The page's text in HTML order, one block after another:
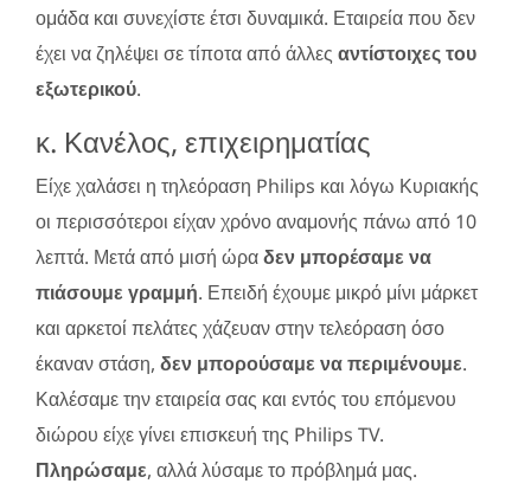
ομάδα και συνεχίστε έτσι δυναμικά. Εταιρεία που δεν
έχει να ζηλέψει σε τίποτα από άλλες αντίστοιχες του
εξωτερικού.
κ. Κανέλος, επιχειρηματίας
Είχε χαλάσει η τηλεόραση Philips και λόγω Κυριακής
οι περισσότεροι είχαν χρόνο αναμονής πάνω από 10
λεπτά. Μετά από μισή ώραδεν μπορέσαμε να
πιάσουμε γραμμή. Επειδή έχουμε μικρό μίνι μάρκετ
και αρκετοί πελάτες χάζευαν στην τελεόραση όσο
έκαναν στάση, δεν μπορούσαμε να περιμένουμε.
Καλέσαμε την εταιρεία σας και εντός του επόμενου
διώρου είχε γίνει επισκευή της Philips TV.
Πληρώσαμε, αλλά λύσαμε το πρόβλημά μας.